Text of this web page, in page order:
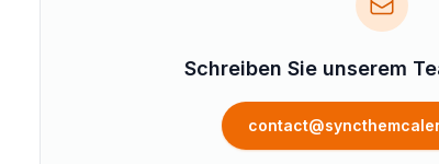
Schreiben Sie unserem